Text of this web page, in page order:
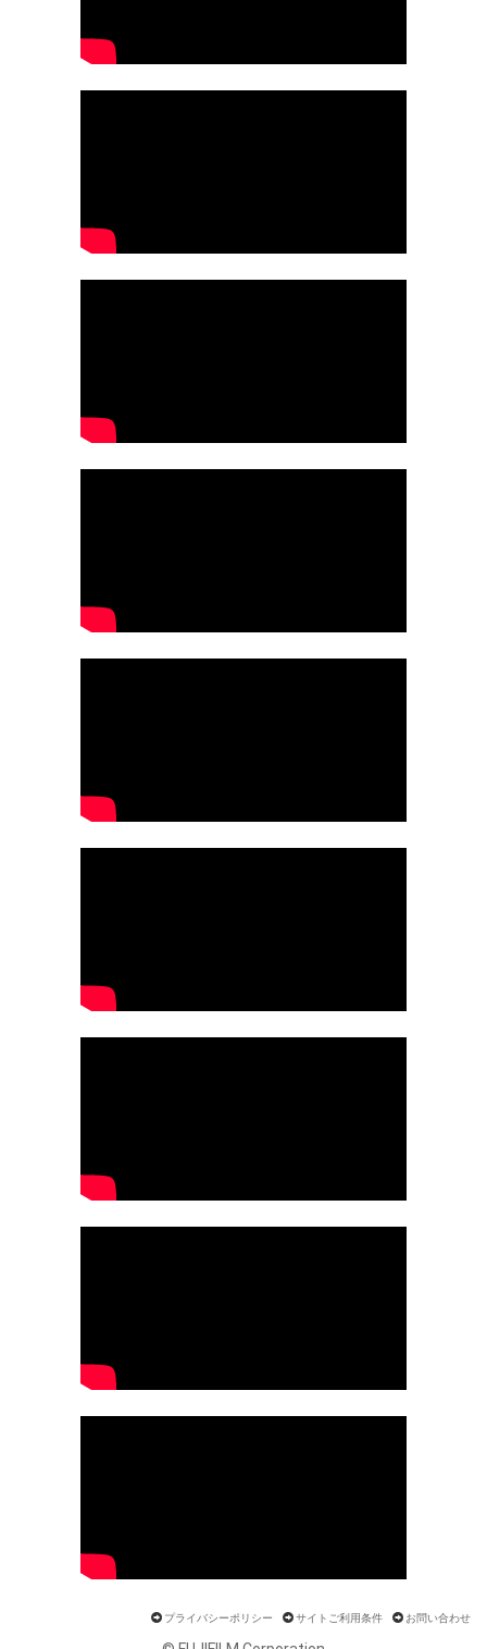
プライバシーポリシー サイトご利用条件 お問い合わせ